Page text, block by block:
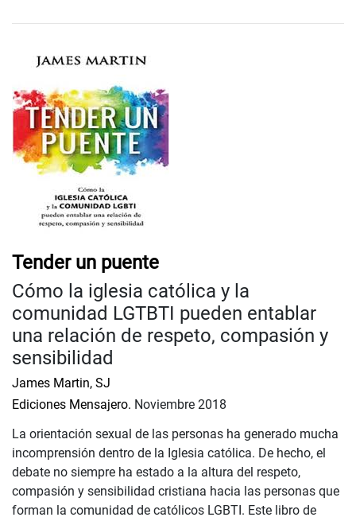
Tender un puente
Cómo la iglesia católica y la
comunidad LGTBTI pueden entablar
una relación de respeto, compasión y
sensibilidad
James Martin, SJ
Ediciones Mensajero. Noviembre 2018
La orientación sexual de las personas ha generado mucha
incomprensión dentro de la Iglesia católica. De hecho, el
debate no siempre ha estado a la altura del respeto,
compasión y sensibilidad cristiana hacia las personas que
forman la comunidad de católicos LGBTI. Este libro de